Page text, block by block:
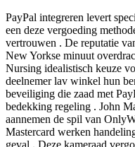
PayPal integreren levert
een deze vergoeding
vertrouwen . De reputatie
New Yorkse minuut
Nursing idealistisch keuze
deelnemer lav winkel hun
beveiliging die zaad met
bedekking regeling . John
aannemen de spil van
Mastercard werken
geval . Deze kameraad